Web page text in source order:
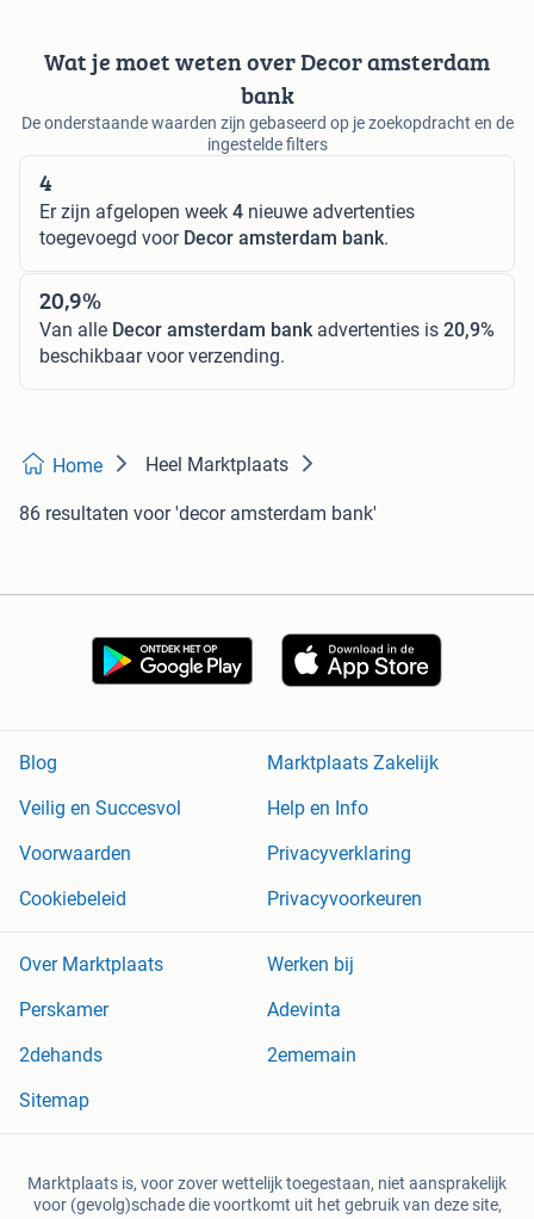
Wat je moet weten over Decor amsterdam
bank
De onderstaande waarden zijn gebaseerd op je zoekopdracht en de
ingestelde filters
4
Er zijn afgelopen week 4 nieuwe advertenties
toegevoegd voor Decor amsterdam bank.
20,9%
Van alle Decor amsterdam bankadvertenties is 20,9%
beschikbaar voor verzending.
Home Heel Marktplaats
86 resultaten voor 'decor amsterdam bank'
Blog
Marktplaats Zakelijk
Veilig en Succesvol
Help en Info
Voorwaarden
Privacyverklaring
Cookiebeleid
Privacyvoorkeuren
Over Marktplaats
Werken bij
Perskamer
Adevinta
2dehands
2ememain
Sitemap
Marktplaats is, voor zover wettelijk toegestaan, niet aansprakelijk
voor (gevolg)schade die voortkomt uit het gebruik van deze site,